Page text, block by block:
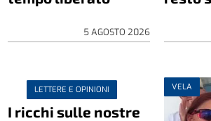
5 AGOSTO 2026
LETTERE E OPINIONI
I ricchi sulle nostre
VELA